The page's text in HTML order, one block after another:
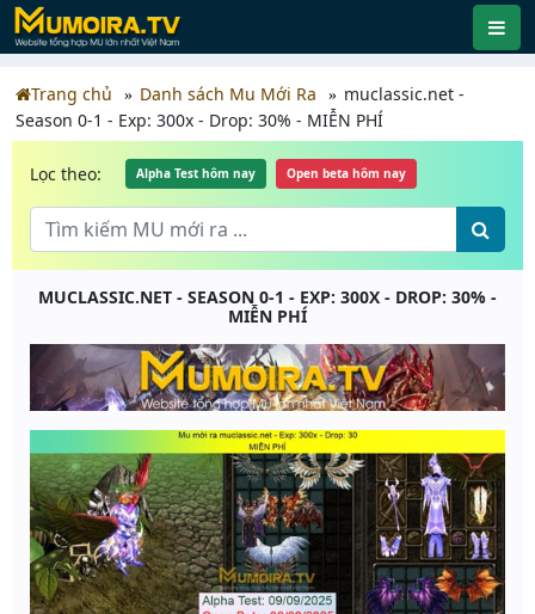
Trang chủ Danh sách Mu Mới Ra
muclassic.net -
Season 0-1 - Exp: 300x - Drop: 30% - MIỄN PHÍ
Lọc theo: Alpha Test hôm nay Open beta hôm nay
MUCLASSIC.NET - SEASON 0-1 - EXP: 300X - DROP: 30% -
MIỄN PHÍ